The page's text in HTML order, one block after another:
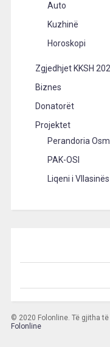
Auto
Kuzhinë
Horoskopi
Zgjedhjet KKSH
Biznes
Donatorët
Projektet
Perandoria
PAK-OSI
Liqeni i
© 2020 Folonline. Të gjitha
Folonline